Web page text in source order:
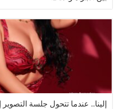
إلينا.. عندما تتحول جلسة